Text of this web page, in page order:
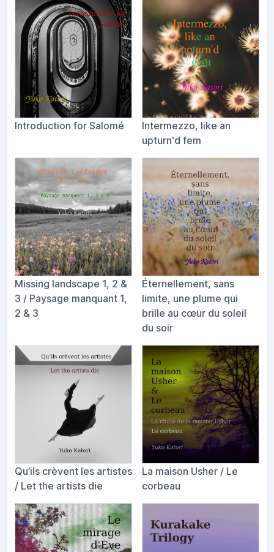
Introduction for Salomé
Intermezzo, like an
upturn'd fem
Missing landscape 1, 2 &
3 / Paysage manquant 1,
2 & 3
Éternellement, sans
limite, une plume qui
brille au c​œ​ur du soleil
du soir
Qu​’​ils cr​è​vent les artistes
/ Let the artists die
La maison Usher / Le
corbeau